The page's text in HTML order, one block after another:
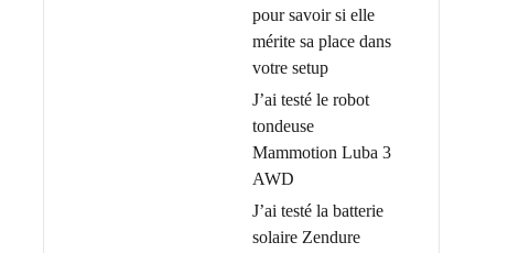
pour savoir si elle
mérite sa place dans
votre setup
J’ai testé le robot
tondeuse
Mammotion Luba 3
AWD
J’ai testé la batterie
solaire Zendure